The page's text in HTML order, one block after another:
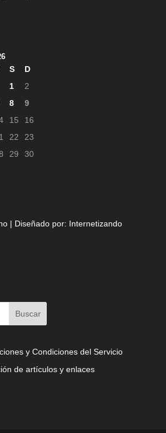
S
D
1
2
8
9
15
16
22
23
29
30
| Diseñado por: Internetizando
y Condiciones del Servicio
de artículos y enlaces